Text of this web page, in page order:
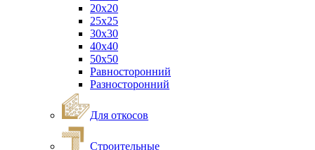
20х20
25х25
30х30
40х40
50х50
Равносторонний
Разносторонний
Для откосов
Строительные